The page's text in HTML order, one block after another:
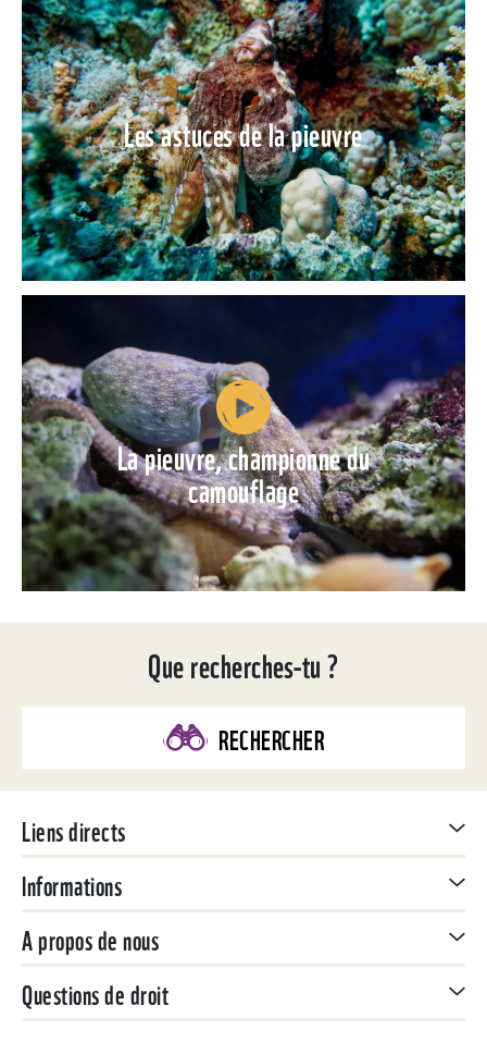
Les astuces de la pieuvre
La pieuvre, championne du
camouflage
Que recherches-tu ?
RECHERCHER
Liens directs
Informations
A propos de nous
Questions de droit